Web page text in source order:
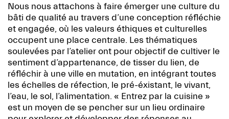
Nous nous attachons à faire émerger une culture du
bâti de qualité au travers d’une conception réfléchie
et engagée, où les valeurs éthiques et culturelles
occupent une place centrale. Les thématiques
soulevées par l’atelier ont pour objectif de cultiver le
sentiment d’appartenance, de tisser du lien, de
réfléchir à une ville en mutation, en intégrant toutes
les échelles de réfection, le pré-éxistant, le vivant,
l’eau, le sol, l’alimentation. « Entrez par la cuisine »
est un moyen de se pencher sur un lieu ordinaire